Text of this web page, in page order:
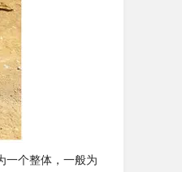
一个整体，一般为